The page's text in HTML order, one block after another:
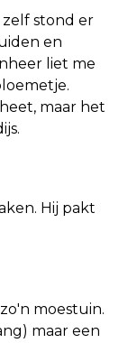
stond er
en
liet me
maar het
Hij pakt
moestuin.
maar een